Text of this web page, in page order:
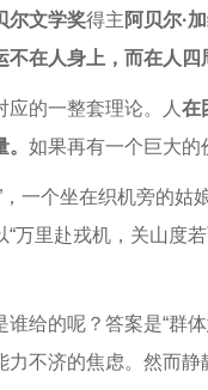
尔文学奖得主阿贝尔·
不在人身上，而在人四
应的一整套理论。人在
。如果再有一个巨大的
，一个坐在织机旁的
万里赴戎机，关山度
给的呢？答案是“群
不济的焦虑。然而